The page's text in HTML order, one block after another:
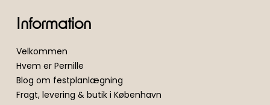
Information
Velkommen
Hvem er Pernille
Blog om festplanlægning
Fragt, levering & butik i København